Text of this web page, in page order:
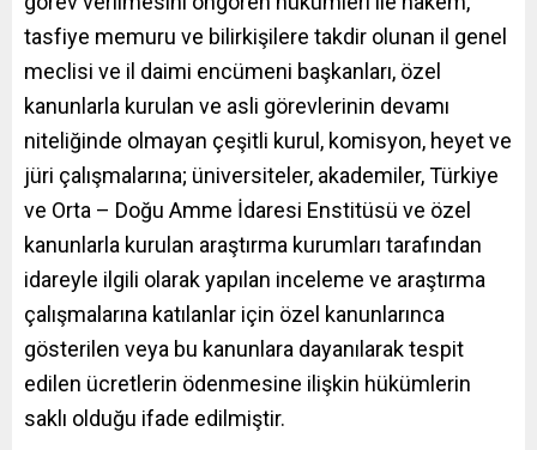
tasfiye memuru ve bilirkişilere takdir olunan il genel
meclisi ve il daimi encümeni başkanları, özel
kanunlarla kurulan ve asli görevlerinin devamı
niteliğinde olmayan çeşitli kurul, komisyon, heyet ve
jüri çalışmalarına; üniversiteler, akademiler, Türkiye
ve Orta – Doğu Amme İdaresi Enstitüsü ve özel
kanunlarla kurulan araştırma kurumları tarafından
idareyle ilgili olarak yapılan inceleme ve araştırma
çalışmalarına katılanlar için özel kanunlarınca
gösterilen veya bu kanunlara dayanılarak tespit
edilen ücretlerin ödenmesine ilişkin hükümlerin
saklı olduğu ifade edilmiştir.